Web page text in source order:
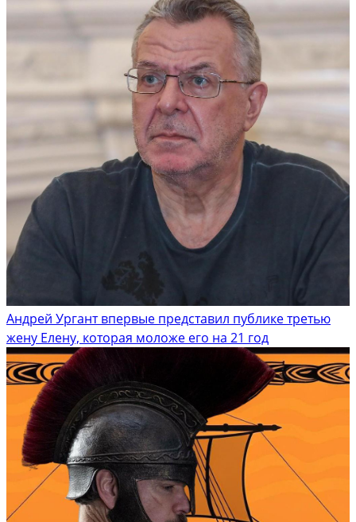
Андрей Ургант впервые представил публике третью
жену Елену, которая моложе его на 21 год